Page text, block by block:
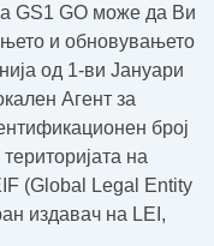
GS1 GO може да Ви
и обновувањето
од 1-ви Јануари
Агент за
број
на
(Global Legal Entity
издавач на LEI,